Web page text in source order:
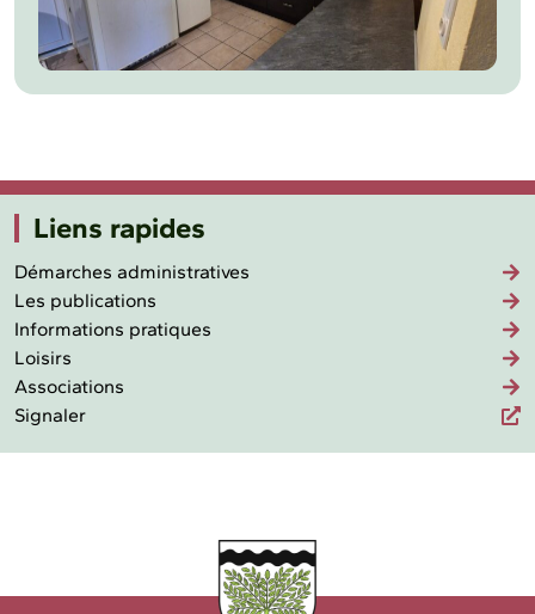
Liens rapides
Démarches administratives
Les publications
Informations pratiques
Loisirs
Associations
Signaler